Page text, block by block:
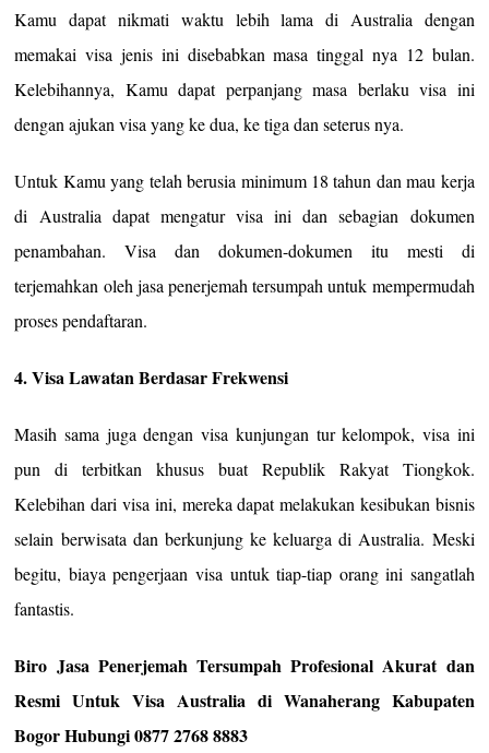
Kamu dapat nikmati waktu lebih lama di Australia dengan
memakai visa jenis ini disebabkan masa tinggal nya 12 bulan.
Kelebihannya, Kamu dapat perpanjang masa berlaku visa ini
dengan ajukan visa yang ke dua, ke tiga dan seterus nya.
Untuk Kamu yang telah berusia minimum 18 tahun dan mau kerja
di Australia dapat mengatur visa ini dan sebagian dokumen
penambahan. Visa dan dokumen-dokumen itu mesti di
terjemahkan oleh jasa penerjemah tersumpah untuk mempermudah
proses pendaftaran.
4. Visa Lawatan Berdasar Frekwensi
Masih sama juga dengan visa kunjungan tur kelompok, visa ini
pun di terbitkan khusus buat Republik Rakyat Tiongkok.
Kelebihan dari visa ini, mereka dapat melakukan kesibukan bisnis
selain berwisata dan berkunjung ke keluarga di Australia. Meski
begitu, biaya pengerjaan visa untuk tiap-tiap orang ini sangatlah
fantastis.
Biro Jasa Penerjemah Tersumpah Profesional Akurat dan
Resmi Untuk Visa Australia di Wanaherang Kabupaten
Bogor Hubungi 0877 2768 8883